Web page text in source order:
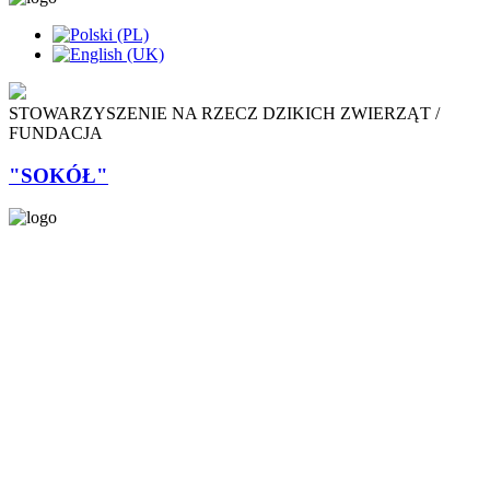
STOWARZYSZENIE NA RZECZ DZIKICH ZWIERZĄT /
FUNDACJA
"SOKÓŁ"